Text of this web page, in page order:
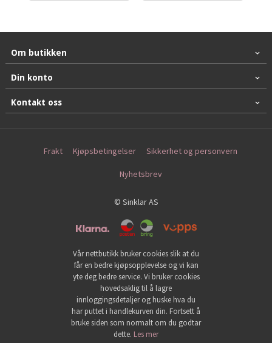
Om butikken
Din konto
Kontakt oss
Frakt Kjøpsbetingelser Sikkerhet og personvern
Nyhetsbrev
© Sinklar AS
Vår nettbutikk bruker cookies slik at du
får en bedre kjøpsopplevelse og vi kan
yte deg bedre service. Vi bruker cookies
hovedsaklig til å lagre
innloggingsdetaljer og huske hva du
har puttet i handlekurven din. Fortsett å
bruke siden som normalt om du godtar
dette. Les mer